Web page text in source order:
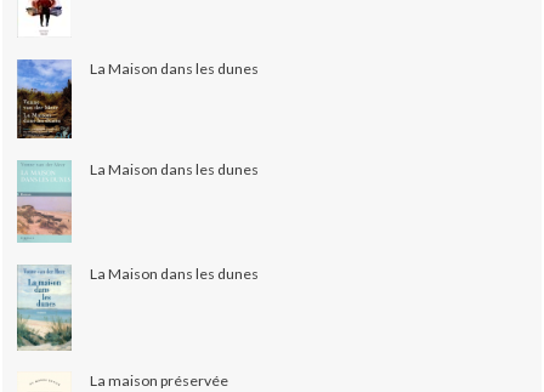
La Maison dans les dunes
La Maison dans les dunes
La Maison dans les dunes
La maison préservée